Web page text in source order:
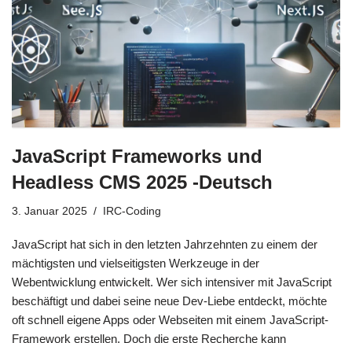
JavaScript Frameworks und
Headless CMS 2025 -Deutsch
3. Januar 2025 IRC-Coding
JavaScript hat sich in den letzten Jahrzehnten zu einem der
mächtigsten und vielseitigsten Werkzeuge in der
Webentwicklung entwickelt. Wer sich intensiver mit JavaScript
beschäftigt und dabei seine neue Dev-Liebe entdeckt, möchte
oft schnell eigene Apps oder Webseiten mit einem JavaScript-
Framework erstellen. Doch die erste Recherche kann